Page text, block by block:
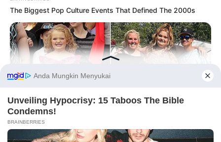
PRIVACY POLICY DISCLAIMER HUBUNGI KAMI IKLAN
The Biggest Pop Culture Events That Defined The 2000s
Before You Go